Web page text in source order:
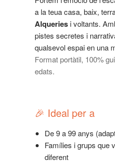
a la teua casa, baix,
Alqueries i voltants.
pistes secretes i
qualsevol espai en una
Format portàtil, 100%
edats.
🎉 Ideal per a
De 9 a 99 anys
Famílies i grups que
diferent